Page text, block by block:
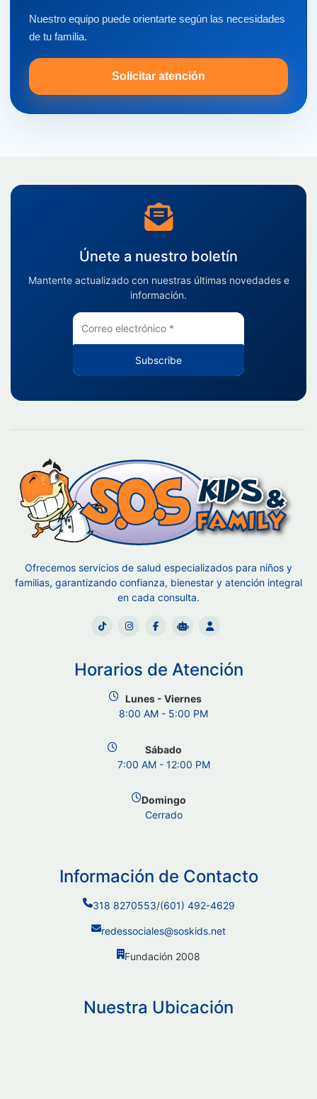
Nuestro equipo puede orientarte según las necesidades
de tu familia.
Solicitar atención
Únete a nuestro boletín
Mantente actualizado con nuestras últimas novedades e
información.
Subscribe
Ofrecemos servicios de salud especializados para niños y
familias, garantizando confianza, bienestar y atención integral
en cada consulta.
Horarios de Atención
Lunes - Viernes
8:00 AM - 5:00 PM
Sábado
7:00 AM - 12:00 PM
Domingo
Cerrado
Información de Contacto
318 8270553/(601) 492-4629
redessociales@soskids.net
Fundación 2008
Nuestra Ubicación